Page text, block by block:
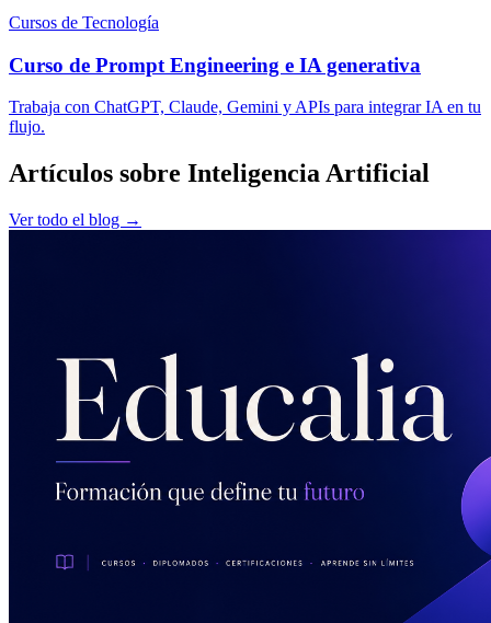
Cursos de Tecnología
Curso de Prompt Engineering e IA generativa
Trabaja con ChatGPT, Claude, Gemini y APIs para integrar IA en tu
flujo.
Artículos sobre Inteligencia Artificial
Ver todo el blog →